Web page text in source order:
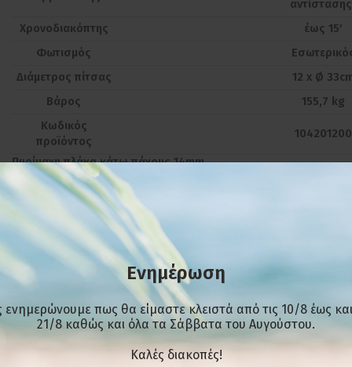
Χρονοδιακόπτης
έως 15′
Φωτισμός
Διάμετρος πίτσας
12 x Ø
Βάρος
155,7 kg
Κωδικός
προϊόντος
104201200
Πυρίμαχη πλάκα κάτω πάχους 14mm
Πόρτες με τζάμι
Θερμόμετρο για κάθε θάλαμο
ΕΠΙΠΛΈΟΝ ΠΛΗΡΟΦΟΡΊΕΣ
ΣΧΕΤΙΚΆ ΠΡΟΪΌΝΤΑ
Ενημέρωση
ενημερώνουμε πως θα είμαστε κλειστά από τις 10/8 έως και
21/8 καθώς και όλα τα Σάββατα του Αυγούστου.
Kαλές διακοπές!